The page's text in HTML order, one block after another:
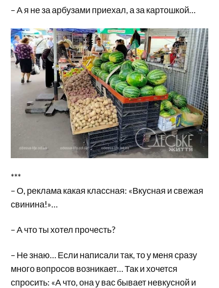
– А я не за арбузами приехал, а за картошкой…
***
– О, реклама какая классная: «Вкусная и свежая
свинина!»…
– А что ты хотел прочесть?
– Не знаю… Если написали так, то у меня сразу
много вопросов возникает… Так и хочется
спросить: «А что, она у вас бывает невкусной и